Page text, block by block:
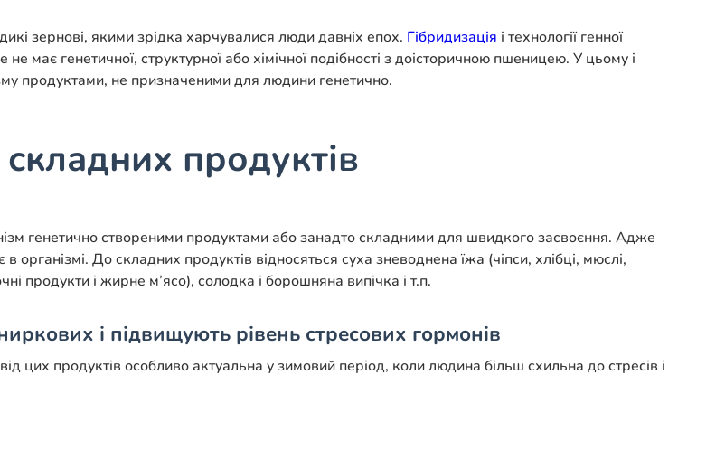
зернові, якими зрідка харчувалися люди давніх епох. Гібридизація і технології генної
має генетичної, структурної або хімічної подібності з доісторичною пшеницею. У цьому і
продуктами, не призначеними для людини генетично.
продуктів
генетично створеними продуктами або занадто складними для швидкого засвоєння. Адже
До складних продуктів відносяться суха зневоднена їжа (чіпси, хлібці, мюслі,
продукти і жирне м’ясо), солодка і борошняна випічка і т.п.
і підвищують рівень стресових гормонів
цих продуктів особливо актуальна у зимовий період, коли людина більш схильна до стресів і